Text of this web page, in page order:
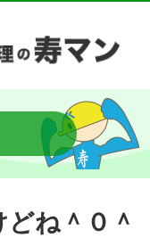
ね＾０＾